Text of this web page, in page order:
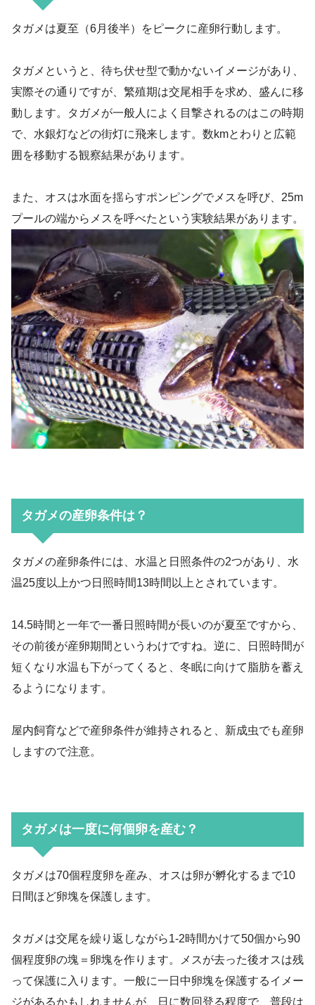
タガメは夏至（6月後半）をピークに産卵行動します。
タガメというと、待ち伏せ型で動かないイメージがあり、
実際その通りですが、繁殖期は交尾相手を求め、盛んに移
動します。タガメが一般人によく目撃されるのはこの時期
で、水銀灯などの街灯に飛来します。数kmとわりと広範
囲を移動する観察結果があります。
また、オスは水面を揺らすポンピングでメスを呼び、25m
プールの端からメスを呼べたという実験結果があります。
タガメの産卵条件は？
タガメの産卵条件には、水温と日照条件の2つがあり、水
温25度以上かつ日照時間13時間以上とされています。
14.5時間と一年で一番日照時間が長いのが夏至ですから、
その前後が産卵期間というわけですね。逆に、日照時間が
短くなり水温も下がってくると、冬眠に向けて脂肪を蓄え
るようになります。
屋内飼育などで産卵条件が維持されると、新成虫でも産卵
しますので注意。
タガメは一度に何個卵を産む？
タガメは70個程度卵を産み、オスは卵が孵化するまで10
日間ほど卵塊を保護します。
タガメは交尾を繰り返しながら1-2時間かけて50個から90
個程度卵の塊＝卵塊を作ります。メスが去った後オスは残
って保護に入ります。一般に一日中卵塊を保護するイメー
ジがあるかもしれませんが、日に数回登る程度で、普段は